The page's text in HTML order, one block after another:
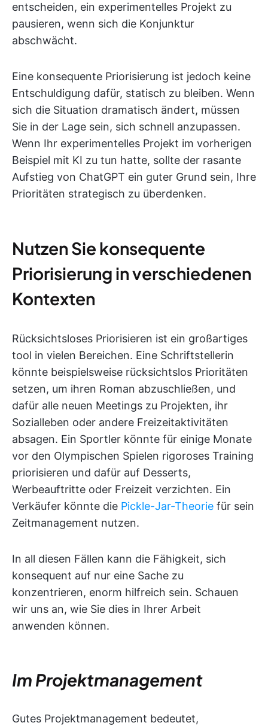
entscheiden, ein experimentelles Projekt zu
pausieren, wenn sich die Konjunktur
abschwächt.
Eine konsequente Priorisierung ist jedoch keine
Entschuldigung dafür, statisch zu bleiben. Wenn
sich die Situation dramatisch ändert, müssen
Sie in der Lage sein, sich schnell anzupassen.
Wenn Ihr experimentelles Projekt im vorherigen
Beispiel mit KI zu tun hatte, sollte der rasante
Aufstieg von ChatGPT ein guter Grund sein, Ihre
Prioritäten strategisch zu überdenken.
Nutzen Sie konsequente
Priorisierung in verschiedenen
Kontexten
Rücksichtsloses Priorisieren ist ein großartiges
tool in vielen Bereichen. Eine Schriftstellerin
könnte beispielsweise rücksichtslos Prioritäten
setzen, um ihren Roman abzuschließen, und
dafür alle neuen Meetings zu Projekten, ihr
Sozialleben oder andere Freizeitaktivitäten
absagen. Ein Sportler könnte für einige Monate
vor den Olympischen Spielen rigoroses Training
priorisieren und dafür auf Desserts,
Werbeauftritte oder Freizeit verzichten. Ein
Verkäufer könnte die Pickle-Jar-Theorie für sein
Zeitmanagement nutzen.
In all diesen Fällen kann die Fähigkeit, sich
konsequent auf nur eine Sache zu
konzentrieren, enorm hilfreich sein. Schauen
wir uns an, wie Sie dies in Ihrer Arbeit
anwenden können.
Im Projektmanagement
Gutes Projektmanagement bedeutet,